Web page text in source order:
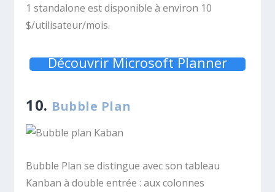
1 standalone est disponible à environ 10
$/utilisateur/mois.
Découvrir Microsoft Planner
10. Bubble Plan
Bubble Plan se distingue avec son tableau
Kanban à double entrée : aux colonnes